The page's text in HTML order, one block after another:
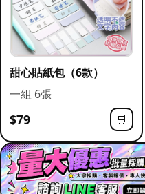
甜心貼紙包（6款）
一組 6張
$79 🛒